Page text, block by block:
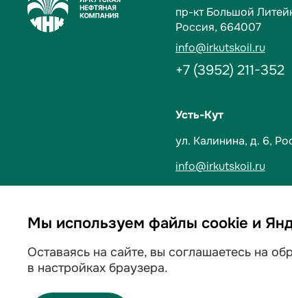
пр-кт Большой
Россия, 664007
info@irkutskoil.ru
+7 (3952) 211-352
Усть-Кут
ул. Калинина, д. 6,
info@irkutskoil.ru
Мы используем файлы cookie и
Оставаясь на сайте, вы соглашаетесь на
в настройках браузера.